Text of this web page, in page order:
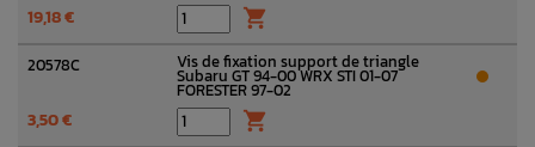
19,18 € 
20578C Vis de fixation support de triangle
Subaru GT 94-00 WRX STI 01-07
FORESTER 97-02
3,50 € 